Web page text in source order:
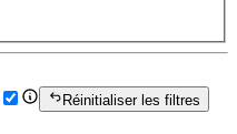
Réinitialiser les filtres